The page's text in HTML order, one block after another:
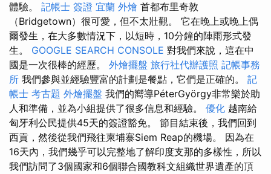
體驗。 記帳士 簽證 宜蘭 外燴 首都布里奇敦
（Bridgetown）很可愛，但不太壯觀。 它在晚上或晚上偶
爾發生，在大多數情況下，以短時，10分鐘的陣雨形式發
生。 GOOGLE SEARCH CONSOLE 對我們來說，這在中
國是一次很棒的經歷。 外燴擺盤 旅行社代辦護照 記帳事務
所 我們參與並經驗豐富的計劃是餐點，它們是正確的。 記
帳士 考古題 外燴擺盤 我們的嚮導PéterGyörgy非常樂於助
人和準備，並為小組提供了很多信息和經驗。 優化 越南給
匈牙利公民提供45天的簽證豁免。 節目結束後，我們回到
西貢，然後從我們飛往柬埔寨Siem Reap的機場。 因為在
16天內，我們幾乎可以完整地了解印度支那的多樣性，所以
我們訪問了3個國家和6個聯合國教科文組織世界遺產的頂